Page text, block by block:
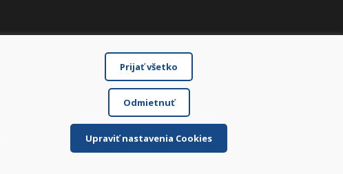
Prijať všetko
Odmietnuť
Upraviť nastavenia Cookies